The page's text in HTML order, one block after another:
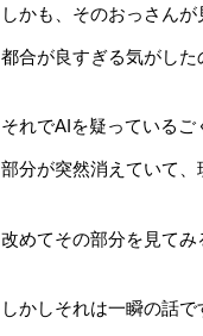
しかも、そのおっさん
都合が良すぎる気がした
それでAIを疑っている
部分が突然消えていて、
改めてその部分を見てみ
しかしそれは一瞬の話